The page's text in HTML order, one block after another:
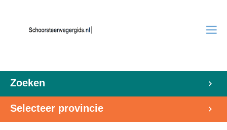
Zoeken
Selecteer provincie